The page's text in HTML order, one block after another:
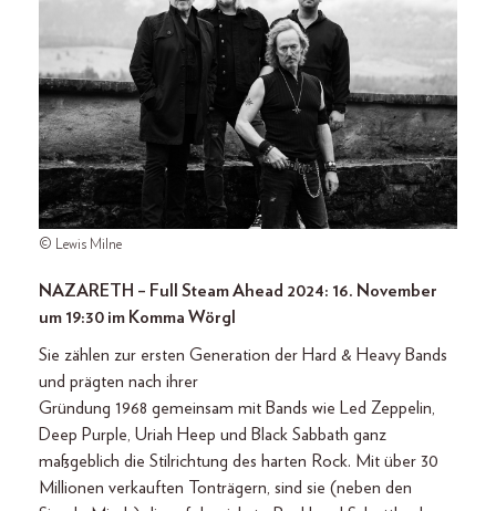
© Lewis Milne
NAZARETH – Full Steam Ahead 2024: 16. November
um 19:30 im Komma Wörgl
Sie zählen zur ersten Generation der Hard & Heavy Bands
und prägten nach ihrer
Gründung 1968 gemeinsam mit Bands wie Led Zeppelin,
Deep Purple, Uriah Heep und Black Sabbath ganz
maßgeblich die Stilrichtung des harten Rock. Mit über 30
Millionen verkauften Tonträgern, sind sie (neben den